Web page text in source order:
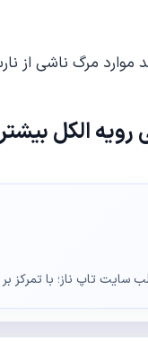
الکل
سایت تاپ ناز؛ با تمرکز